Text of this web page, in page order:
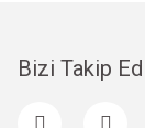
Bizi Takip